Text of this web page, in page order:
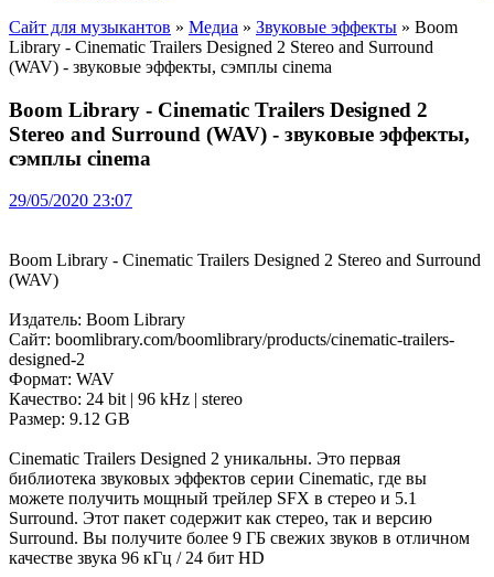
Сайт для музыкантов » Медиа » Звуковые эффекты » Boom
Library - Cinematic Trailers Designed 2 Stereo and Surround
(WAV) - звуковые эффекты, сэмплы cinema
Boom Library - Cinematic Trailers Designed 2
Stereo and Surround (WAV) - звуковые эффекты,
сэмплы cinema
29/05/2020 23:07
Boom Library - Cinematic Trailers Designed 2 Stereo and Surround
(WAV)
Издатель: Boom Library
Сайт: boomlibrary.com/boomlibrary/products/cinematic-trailers-
designed-2
Формат: WAV
Качество: 24 bit | 96 kHz | stereo
Размер: 9.12 GB
Cinematic Trailers Designed 2 уникальны. Это первая
библиотека звуковых эффектов серии Cinematic, где вы
можете получить мощный трейлер SFX в стерео и 5.1
Surround. Этот пакет содержит как стерео, так и версию
Surround. Вы получите более 9 ГБ свежих звуков в отличном
качестве звука 96 кГц / 24 бит HD